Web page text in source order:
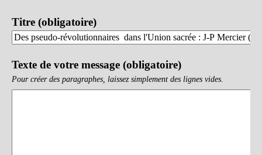
Titre (obligatoire)
Texte de votre message (obligatoire)
Pour créer des paragraphes, laissez simplement des lignes vides.